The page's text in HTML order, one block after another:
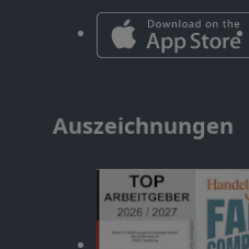
Auszeichnungen